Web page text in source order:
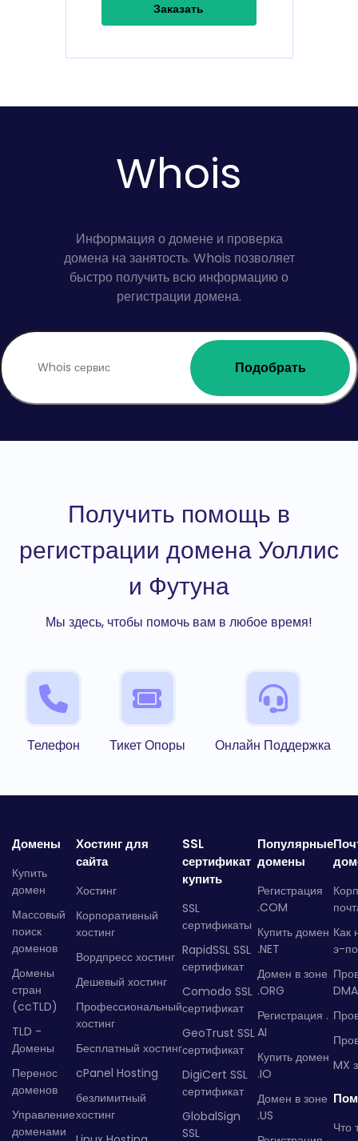
Заказать
Whois
Информация о домене и проверка
домена на занятость. Whois позволяет
быстро получить всю информацию о
регистрации домена.
Подобрать
Получить помощь в
регистрации домена Уоллис
и Футуна
Мы здесь, чтобы помочь вам в любое время!
Телефон Тикет Опоры Онлайн Поддержка
Домены
Купить
домен
Массовый
поиск
доменов
Домены
стран
(ccTLD)
TLD -
Домены
Перенос
доменов
Управление
доменами
Хостинг для
сайта
Хостинг
Корпоративный
хостинг
Вордпресс хостинг
Дешевый хостинг
Профессиональный
хостинг
Бесплатный хостинг
cPanel Hosting
безлимитный
хостинг
SSL
сертификат
купить
SSL
сертификаты
RapidSSL SSL
сертификат
Comodo SSL
сертификат
GeoTrust SSL
сертификат
DigiCert SSL
сертификат
GlobalSign
SSL
Популярные
домены
Регистрация
.COM
Купить домен
.NET
Домен в зоне
.ORG
Регистрация .
AI
Купить домен
.IO
Домен в зоне
.US
Как
э-
MX
Что